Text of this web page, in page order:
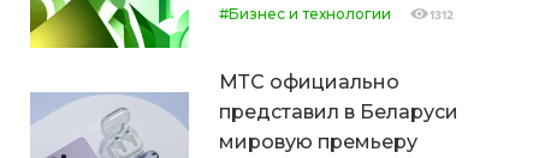
#Бизнес и технологии 1312
МТС официально
представил в Беларуси
мировую премьеру